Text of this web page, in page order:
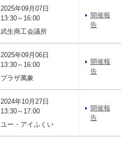
2025年09月07日
13:30～16:00
武生商工会議所
開催報
告
2025年09月06日
13:30～16:00
プラザ萬象
開催報
告
2024年10月27日
13:30～17:00
ユー・アイふくい
開催報
告